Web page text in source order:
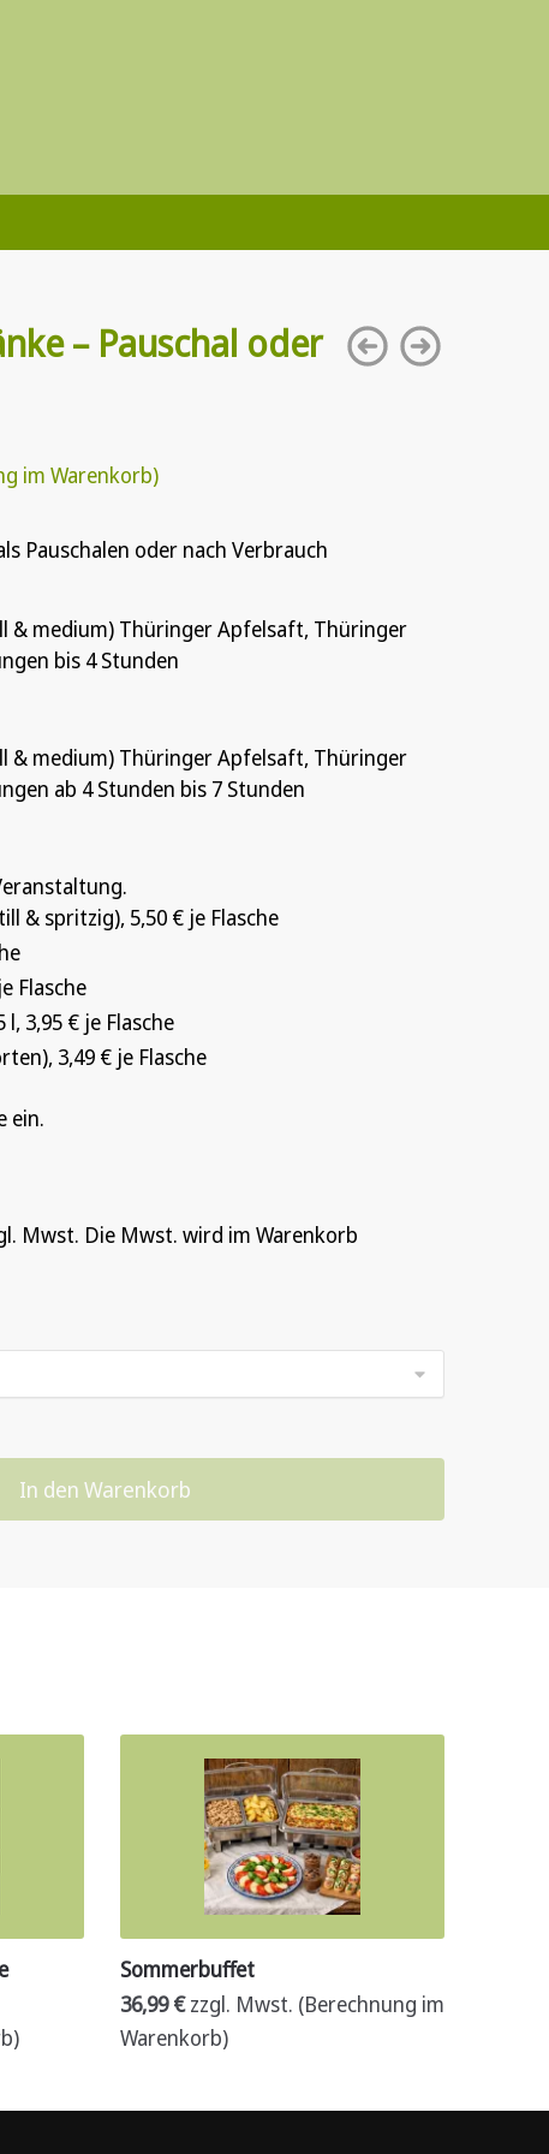
– Pauschal oder
im Warenkorb)
Pauschalen oder nach Verbrauch
& medium) Thüringer Apfelsaft, Thüringer
bis 4 Stunden
& medium) Thüringer Apfelsaft, Thüringer
ab 4 Stunden bis 7 Stunden
& spritzig), 5,50 € je Flasche
Flasche
3,95 € je Flasche
3,49 € je Flasche
ein.
Mwst. Die Mwst. wird im Warenkorb
In den Warenkorb
Sommerbuffet
36,99€ zzgl. Mwst. (Berechnung im
Warenkorb)